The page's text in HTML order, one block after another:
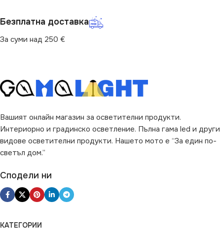
ДИМИРАНЕ
ЦВЯТ Прозрачен
Безплатна доставка
За суми над 250 €
Вашият онлайн магазин за осветителни продукти.
Интериорно и градинско осветление. Пълна гама led и други
видове осветителни продукти. Нашето мото е “За един по-
светъл дом.”
Сподели ни
КАТЕГОРИИ